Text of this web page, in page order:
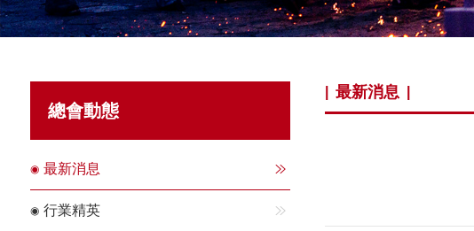
總會動態
最新消息
行業精英
最新消息